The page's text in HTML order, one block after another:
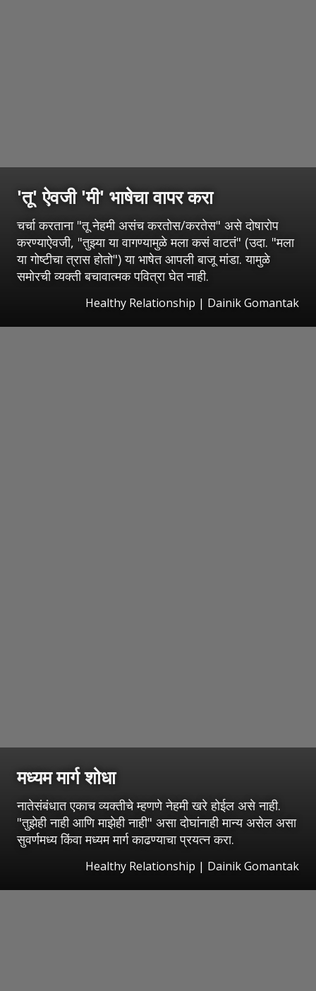
'तू' ऐवजी 'मी' भाषेचा वापर करा
चर्चा करताना "तू नेहमी असंच करतोस/करतेस" असे दोषारोप
करण्याऐवजी, "तुझ्या या वागण्यामुळे मला कसं वाटतं" (उदा. "मला
या गोष्टीचा त्रास होतो") या भाषेत आपली बाजू मांडा. यामुळे
समोरची व्यक्ती बचावात्मक पवित्रा घेत नाही.
Healthy Relationship | Dainik Gomantak
मध्यम मार्ग शोधा
नातेसंबंधात एकाच व्यक्तीचे म्हणणे नेहमी खरे होईल असे नाही.
"तुझेही नाही आणि माझेही नाही" असा दोघांनाही मान्य असेल असा
सुवर्णमध्य किंवा मध्यम मार्ग काढण्याचा प्रयत्न करा.
Healthy Relationship | Dainik Gomantak